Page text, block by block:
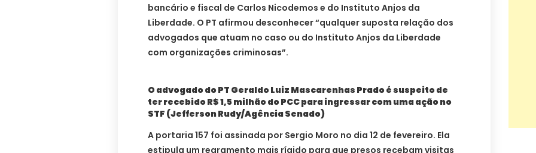
bancário e fiscal de Carlos Nicodemos e do Instituto Anjos da
Liberdade. O PT afirmou desconhecer “qualquer suposta relação dos
advogados que atuam no caso ou do Instituto Anjos da Liberdade
com organizações criminosas”.
O advogado do PT Geraldo Luiz Mascarenhas Prado é suspeito de
ter recebido R$ 1,5 milhão do PCC para ingressar com uma ação no
STF (Jefferson Rudy/Agência Senado)
A portaria 157 foi assinada por Sergio Moro no dia 12 de fevereiro. Ela
estipula um regramento mais rígido para que presos recebam visitas